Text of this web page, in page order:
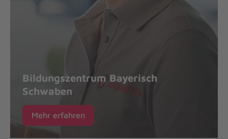
Bildungszentrum Bayerisch
Schwaben
Mehr erfahren